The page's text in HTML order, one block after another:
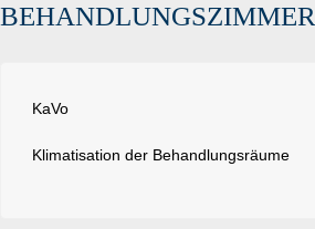
BEHANDLUNGSZIMMER
KaVo
Klimatisation der Behandlungsräume